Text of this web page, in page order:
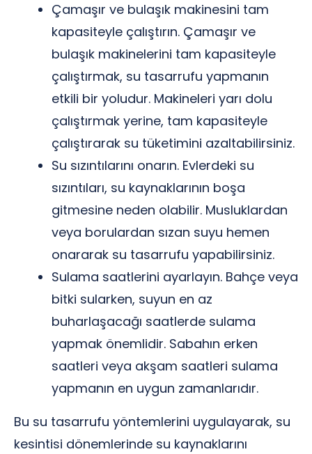
Çamaşır ve bulaşık makinesini tam
kapasiteyle çalıştırın. Çamaşır ve
bulaşık makinelerini tam kapasiteyle
çalıştırmak, su tasarrufu yapmanın
etkili bir yoludur. Makineleri yarı dolu
çalıştırmak yerine, tam kapasiteyle
çalıştırarak su tüketimini azaltabilirsiniz.
Su sızıntılarını onarın. Evlerdeki su
sızıntıları, su kaynaklarının boşa
gitmesine neden olabilir. Musluklardan
veya borulardan sızan suyu hemen
onararak su tasarrufu yapabilirsiniz.
Sulama saatlerini ayarlayın. Bahçe veya
bitki sularken, suyun en az
buharlaşacağı saatlerde sulama
yapmak önemlidir. Sabahın erken
saatleri veya akşam saatleri sulama
yapmanın en uygun zamanlarıdır.
Bu su tasarrufu yöntemlerini uygulayarak, su
kesintisi dönemlerinde su kaynaklarını